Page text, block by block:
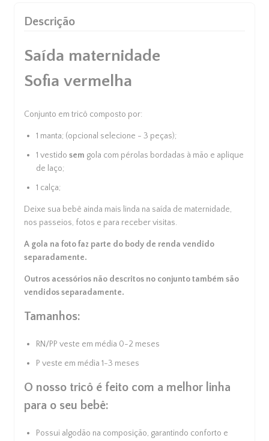
carrinho
Descrição
Saída maternidade
Sofia vermelha
Conjunto em tricô composto por:
1 manta; (opcional selecione - 3 peças);
1 vestido sem gola com pérolas bordadas à mão e aplique
de laço;
1 calça;
Deixe sua bebê ainda mais linda na saída de maternidade,
nos passeios, fotos e para receber visitas.
A gola na foto faz parte do body de renda vendido
separadamente.
Outros acessórios não descritos no conjunto também são
vendidos separadamente.
Tamanhos:
RN/PP veste em média 0-2 meses
P veste em média 1-3 meses
O nosso tricô é feito com a melhor linha
para o seu bebê:
Possui algodão na composição, garantindo conforto e